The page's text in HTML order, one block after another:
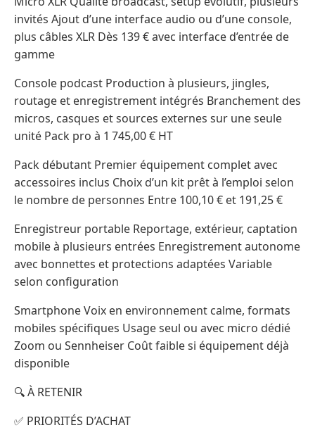
invités Ajout d’une interface audio ou d’une console,
plus câbles XLR Dès 139 € avec interface d’entrée de
gamme
Console podcast Production à plusieurs, jingles,
routage et enregistrement intégrés Branchement des
micros, casques et sources externes sur une seule
unité Pack pro à 1 745,00 € HT
Pack débutant Premier équipement complet avec
accessoires inclus Choix d’un kit prêt à l’emploi selon
le nombre de personnes Entre 100,10 € et 191,25 €
Enregistreur portable Reportage, extérieur, captation
mobile à plusieurs entrées Enregistrement autonome
avec bonnettes et protections adaptées Variable
selon configuration
Smartphone Voix en environnement calme, formats
mobiles spécifiques Usage seul ou avec micro dédié
Zoom ou Sennheiser Coût faible si équipement déjà
disponible
🔍 À RETENIR
✅ PRIORITÉS D’ACHAT